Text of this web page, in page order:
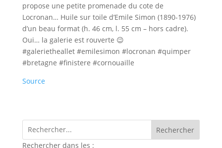
propose une petite promenade du cote de
Locronan… Huile sur toile d’Emile Simon (1890-1976)
d’un beau format (h. 46 cm, l. 55 cm – hors cadre).
Oui… la galerie est rouverte 😉
#galerietheallet #emilesimon #locronan #quimper
#bretagne #finistere #cornouaille
Source
Rechercher dans les :